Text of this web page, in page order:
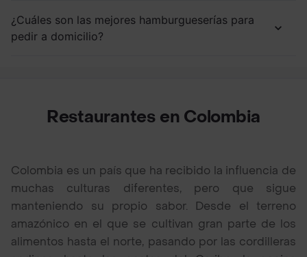
¿Cuáles son las mejores hamburgueserías para
pedir a domicilio?
Restaurantes en Colombia
Colombia es un país que ha recibido la influencia de
muchas culturas diferentes, pero que sigue
manteniendo su propio sabor. Desde el terreno
amazónico en el que se cultivan gran parte de los
alimentos hasta el norte, pasando por las cordilleras